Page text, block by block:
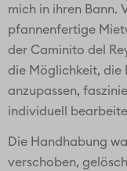
mich in ihren Bann.
pfannenfertige
der Caminito del
die Möglichkeit, die
anzupassen,
individuell
Die Handhabung
verschoben,